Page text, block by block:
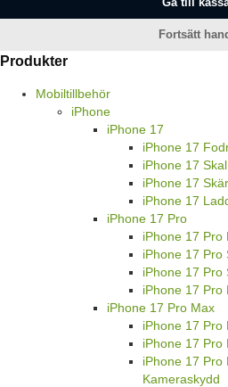
Fortsätt
Produkter
Mobiltillbehör
iPhone
iPhone 17
iPhone 17
iPhone 17 Skal
iPhone 17
iPhone 17
iPhone 17 Pro
iPhone 17 Pro
iPhone 17 Pro
iPhone 17 Pro
iPhone 17 Pro
iPhone 17 Pro Max
iPhone 17 Pro
iPhone 17 Pro
iPhone 17 Pro
Kameraskydd